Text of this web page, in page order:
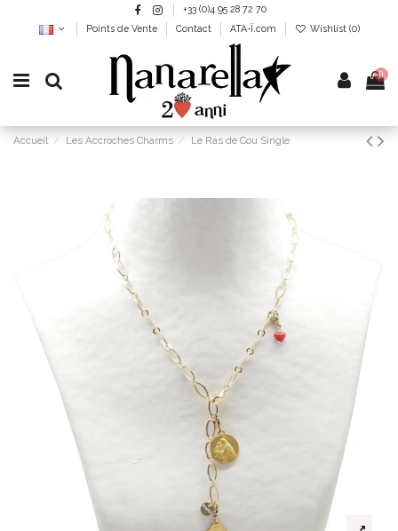
+33 (0)4 95 28 72 70
Points de Vente
Contact ATA-Ï.com Wishlist (0)
0
Accueil Les Accroches Charms Le Ras de Cou Single